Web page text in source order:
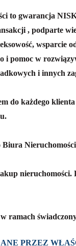
to gwarancja
, podparte
wsparcie
i pomoc w
i innych
do każdego
Biura
nieruchomości.
ramach
PRZEZ